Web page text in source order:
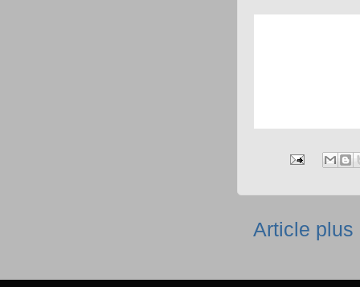
Article plus